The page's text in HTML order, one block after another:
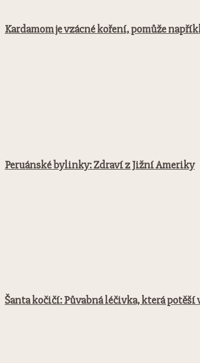
Kardamom je vzácné koření, pomůže
Peruánské bylinky: Zdraví z Jižní Ameriky
Šanta kočičí: Půvabná léčivka, která potěší